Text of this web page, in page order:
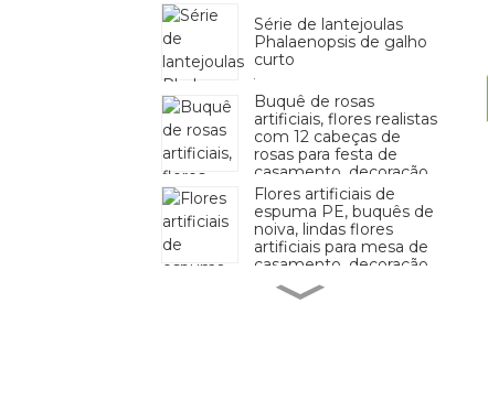
Série de lantejoulas
Phalaenopsis de galho
curto
Buquê de rosas
artificiais, flores realistas
com 12 cabeças de
rosas para festa de
casamento, decoração
de escritório em casa
Flores artificiais de
espuma PE, buquês de
noiva, lindas flores
artificiais para mesa de
casamento, decoração
de festa em casa
Flor de hortênsia
artificial para casa, festa